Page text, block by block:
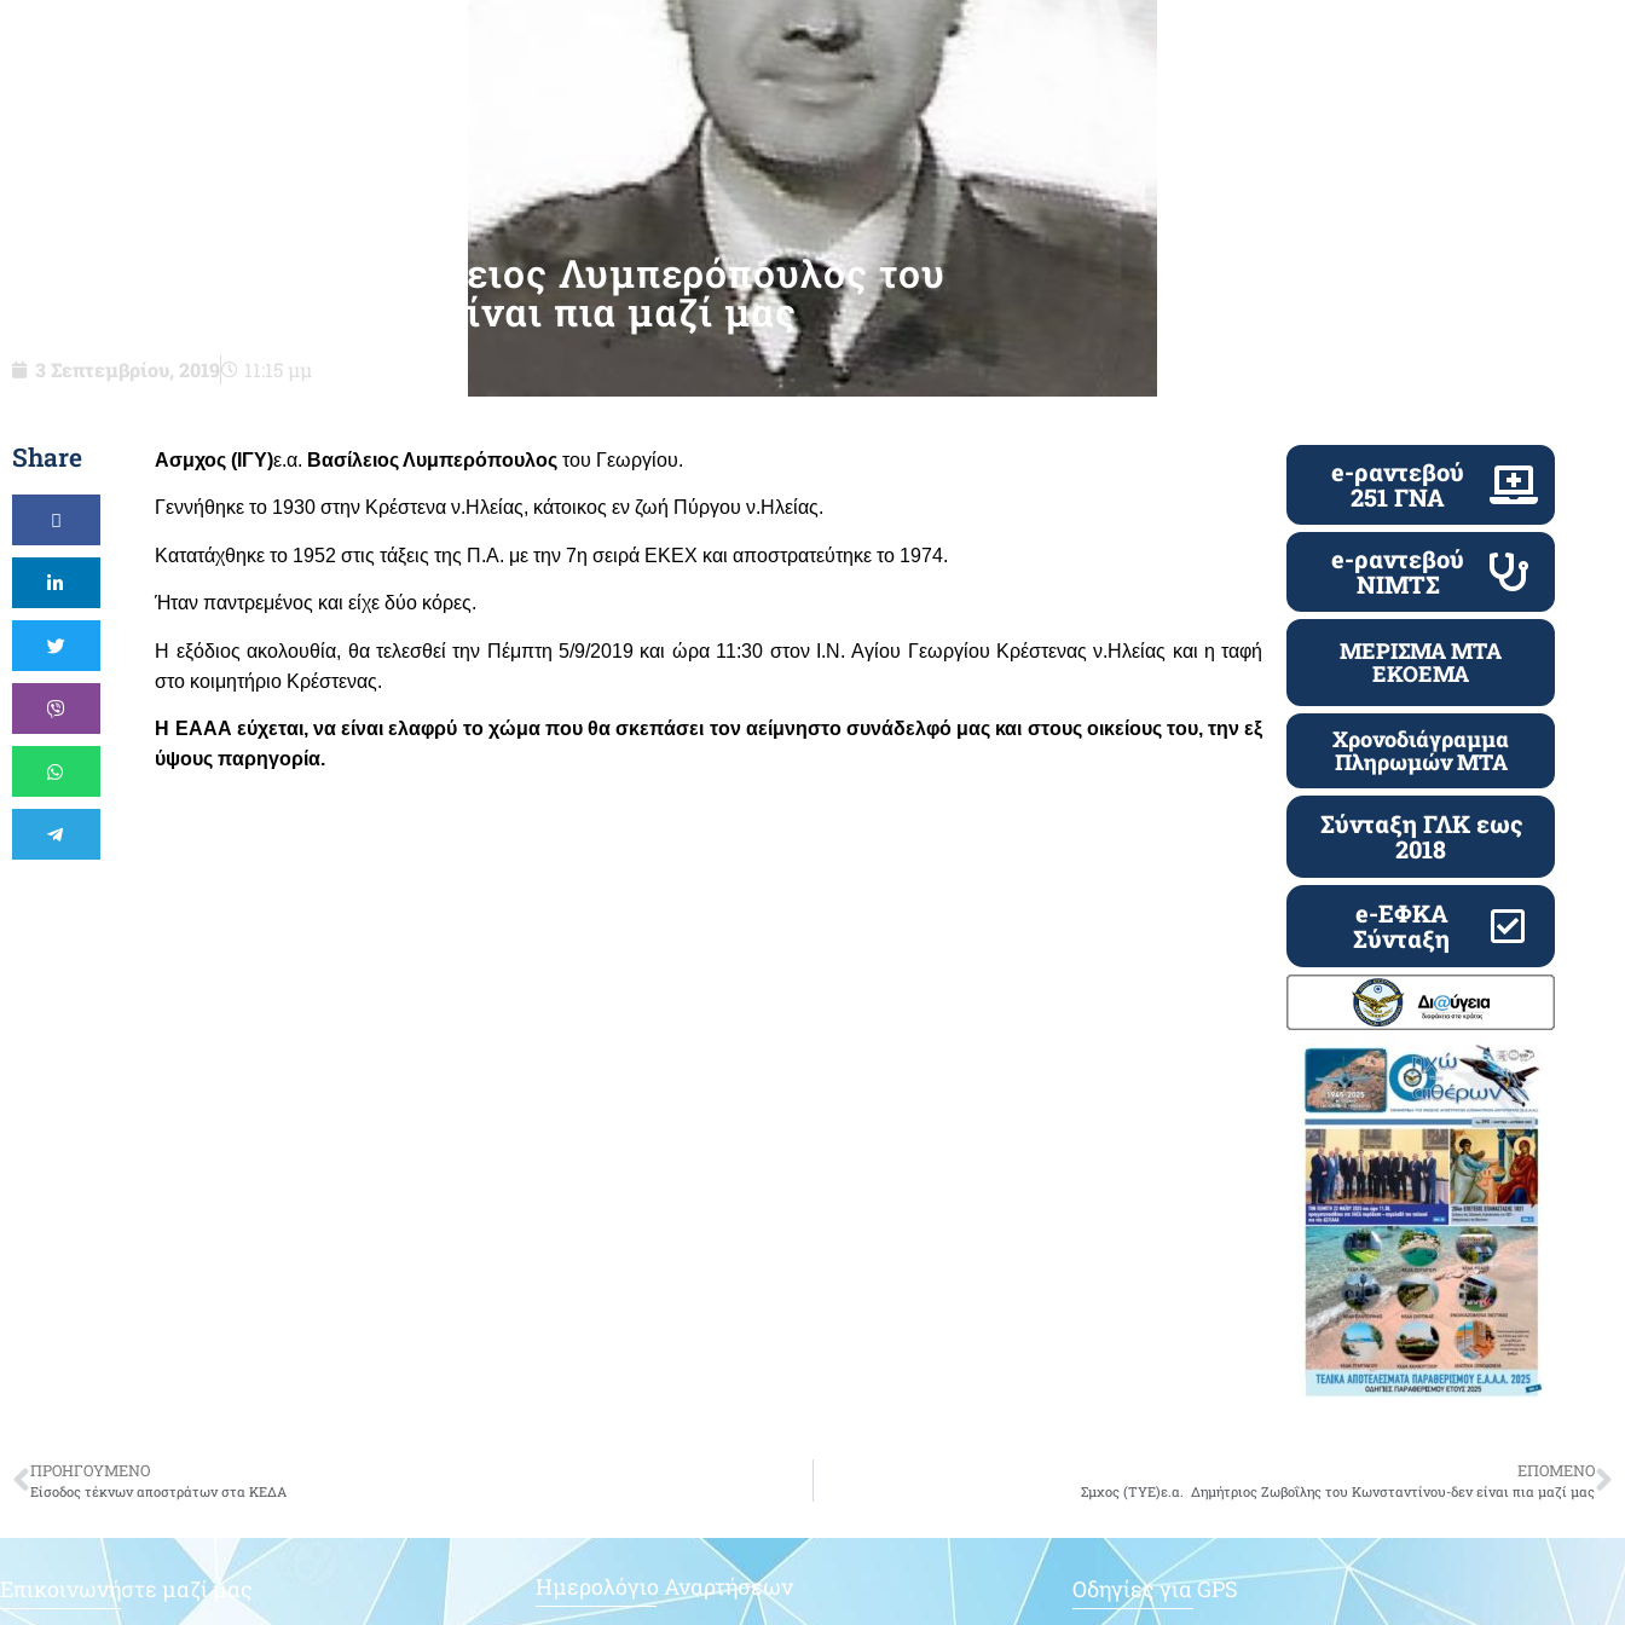
Ασμχος (ΙΓΥ)ε.α. Βασίλειος Λυμπερόπουλος του
Γεωργίου-δεν είναι πια μαζί μας
3 Σεπτεμβρίου, 2019 11:15 μμ
Share Ασμχος (ΙΓΥ)ε.α. Βασίλειος Λυμπερόπουλοςτου Γεωργίου.
Γεννήθηκε το 1930 στην Κρέστενα ν.Ηλείας, κάτοικος εν ζωή Πύργου ν.Ηλείας.
Κατατάχθηκε το 1952 στις τάξεις της Π.Α. με την 7η σειρά ΕΚΕΧ και αποστρατεύτηκε το 1974.
Ήταν παντρεμένος και είχε δύο κόρες.
Η εξόδιος ακολουθία, θα τελεσθεί την Πέμπτη 5/9/2019 και ώρα 11:30 στον Ι.Ν. Αγίου Γεωργίου Κρέστενας ν.Ηλείας και η ταφή
στο κοιμητήριο Κρέστενας.
Η ΕΑΑΑ εύχεται, να είναι ελαφρύ το χώμα που θα σκεπάσει τον αείμνηστο συνάδελφό μας και στους οικείους του, την εξ
ύψους παρηγορία.
e-ραντεβού
251 ΓΝΑ
e-ραντεβού
ΝΙΜΤΣ
ΜΕΡΙΣΜΑ ΜΤΑ
ΕΚΟΕΜΑ
Χρονοδιάγραμμα
Πληρωμών ΜΤΑ
Σύνταξη ΓΛΚ εως
2018
e-ΕΦΚΑ
Σύνταξη
ΠΡΟΗΓΟΥΜΕΝΟ
Είσοδος τέκνων αποστράτων στα ΚΕΔΑ
ΕΠΟΜΕΝΟ
Σμχος (ΤΥΕ)ε.α. Δημήτριος Ζωβοΐλης του Κωνσταντίνου-δεν είναι πια μαζί μας
Επικοινωνήστε μαζί μας Ημερολόγιο Αναρτήσεων Οδηγίες για GPS